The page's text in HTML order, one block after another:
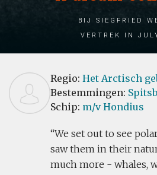
bij Siegfried
Vertrek in July
Regio: Het Arctisch
Bestemmingen:
Schip: m/v Hondius
We set out to see
saw them in their
much more - whales,